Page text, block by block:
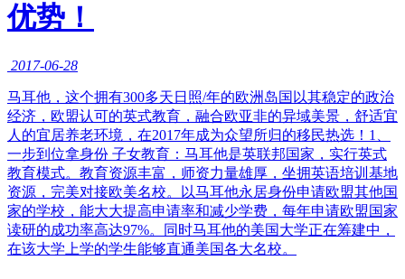
优势！
2017-06-28
马耳他，这个拥有300多天日照/年的欧洲岛国以其稳定的政治
经济，欧盟认可的英式教育，融合欧亚非的异域美景，舒适宜
人的宜居养老环境，在2017年成为众望所归的移民热选！1、
一步到位拿身份 子女教育：马耳他是英联邦国家，实行英式
教育模式。教育资源丰富，师资力量雄厚，坐拥英语培训基地
资源，完美对接欧美名校。以马耳他永居身份申请欧盟其他国
家的学校，能大大提高申请率和减少学费，每年申请欧盟国家
读研的成功率高达97%。同时马耳他的美国大学正在筹建中，
在该大学上学的学生能够直通美国各大名校。